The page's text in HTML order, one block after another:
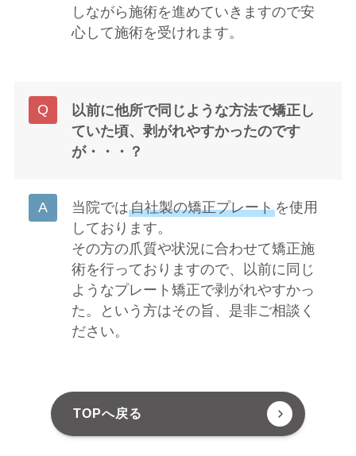
しながら施術を進めていきますので安
心して施術を受けれます。
以前に他所で同じような方法で矯正し
ていた頃、剥がれやすかったのです
が・・・？
当院では自社製の矯正プレートを使用
しております。
その方の爪質や状況に合わせて矯正施
術を行っておりますので、以前に同じ
ようなプレート矯正で剥がれやすかっ
た。という方はその旨、是非ご相談く
ださい。
TOPへ戻る